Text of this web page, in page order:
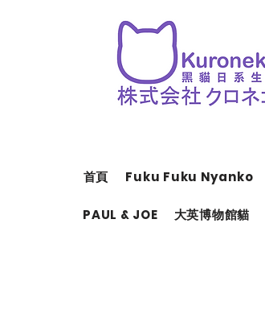
首頁 Fuku Fuku Nyanko
PAUL & JOE 大英博物館貓